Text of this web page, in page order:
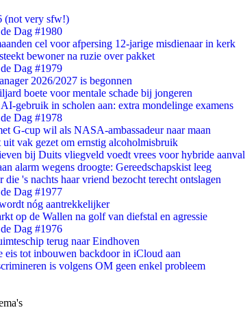
(not very sfw!)
Dag #1980
cel voor afpersing 12-jarige misdienaar in kerk
bewoner na ruzie over pakket
Dag #1979
2026/2027 is begonnen
boete voor mentale schade bij jongeren
gebruik in scholen aan: extra mondelinge examens
Dag #1978
G-cup wil als NASA-ambassadeur naar maan
uit vak gezet om ernstig alcoholmisbruik
bij Duits vliegveld voedt vrees voor hybride aanval
alarm wegens droogte: Gereedschapskist leeg
die 's nachts haar vriend bezocht terecht ontslagen
Dag #1977
nóg aantrekkelijker
op de Wallen na golf van diefstal en agressie
Dag #1976
terug naar Eindhoven
eis tot inbouwen backdoor in iCloud aan
is volgens OM geen enkel probleem